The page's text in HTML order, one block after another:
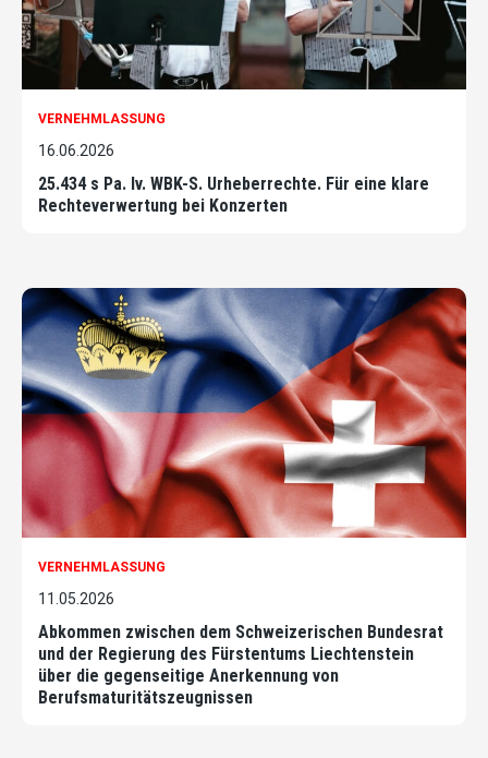
VERNEHMLASSUNG
16.06.2026
25.434 s Pa. Iv. WBK-S. Urheberrechte. Für eine klare
Rechteverwertung bei Konzerten
VERNEHMLASSUNG
11.05.2026
Abkommen zwischen dem Schweizerischen Bundesrat
und der Regierung des Fürstentums Liechtenstein
über die gegenseitige Anerkennung von
Berufsmaturitätszeugnissen